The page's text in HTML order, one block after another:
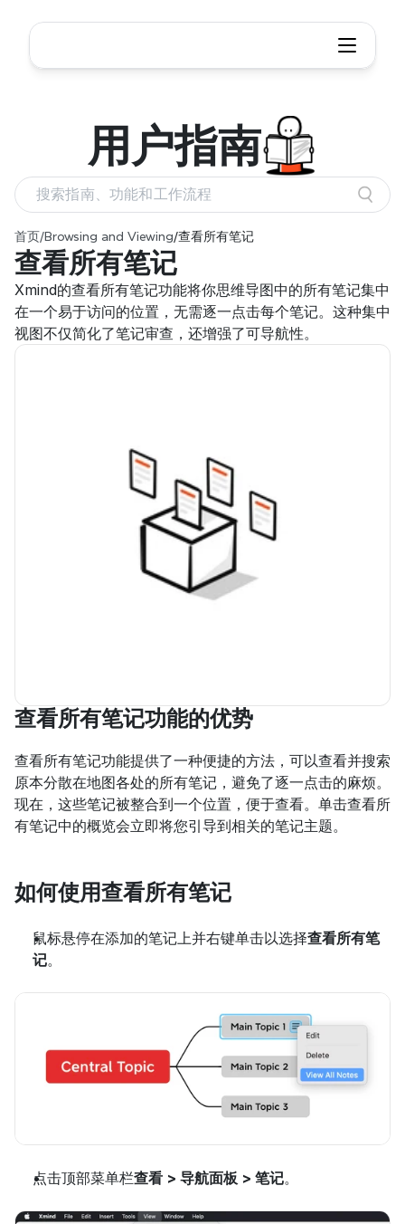
首页/Browsing and Viewing/查看所有笔记
查看所有笔记
Xmind的查看所有笔记功能将你思维导图中的所有笔记集中
在一个易于访问的位置，无需逐一点击每个笔记。这种集中
视图不仅简化了笔记审查，还增强了可导航性。
查看所有笔记功能的优势
查看所有笔记功能提供了一种便捷的方法，可以查看并搜索
原本分散在地图各处的所有笔记，避免了逐一点击的麻烦。
现在，这些笔记被整合到一个位置，便于查看。单击查看所
有笔记中的概览会立即将您引导到相关的笔记主题。
如何使用查看所有笔记
鼠标悬停在添加的笔记上并右键单击以选择查看所有笔
记。
点击顶部菜单栏查看 > 导航面板 > 笔记。
用户指南
搜索指南、功能和工作流程